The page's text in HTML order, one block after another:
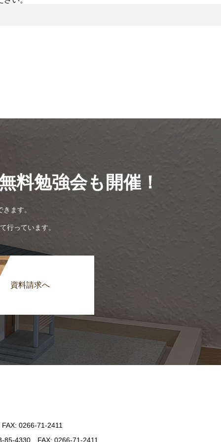
料勉強会も開催！
ます。
行っています。
資料請求へ
0266-71-2411
85-4330 FAX: 0266-71-2411